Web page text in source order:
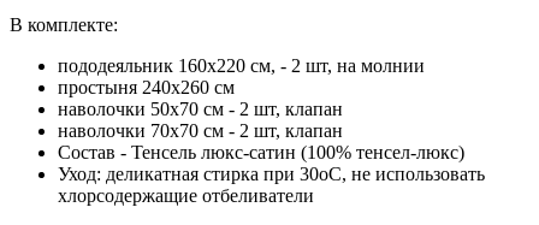
В комплекте:
пододеяльник 160х220 см, - 2 шт, на молнии
простыня 240х260 см
наволочки 50х70 см - 2 шт, клапан
наволочки 70х70 см - 2 шт, клапан
Состав - Тенсель люкс-сатин (100% тенсел-люкс)
Уход: деликатная стирка при 30оС, не использовать
хлорсодержащие отбеливатели